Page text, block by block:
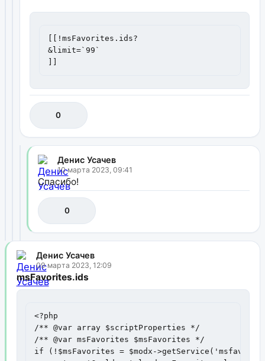
[[!msFavorites.ids?
&limit=`99`
0
Денис Усачев
10 марта 2023, 09:41
Спасибо!
0
Денис Усачев
09 марта 2023, 12:09
msFavorites.ids
<?php
/** @var array $scriptProperties */
/** @var msFavorites $msFavorites */
if (!$msFavorites = $modx-